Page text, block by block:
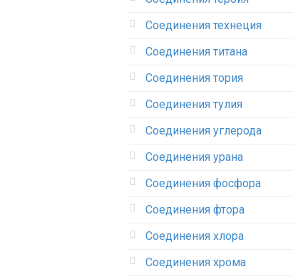
Соединения технеция‎
Соединения титана
Соединения тория‎
Соединения тулия‎
Соединения углерода‎
Соединения урана‎
Соединения фосфора‎
Соединения фтора‎
Соединения хлора‎
Соединения хрома‎